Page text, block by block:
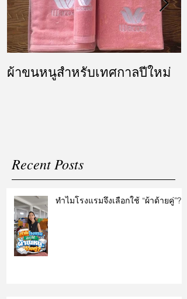
ผ้าขนหนูสำหรับเทศกาลปีใหม่
Recent Posts
ทำไมโรงแรมจึงเลือกใช้ “ผ้าด้ายคู่”?